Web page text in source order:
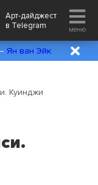
Арт-дайджест
в Telegram меню
Ян ван Эйк
Куинджи